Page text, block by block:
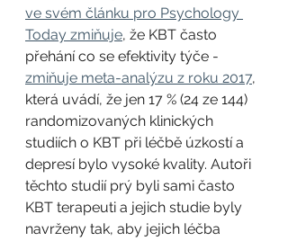
ve svém článku pro Psychology
Today zmiňuje, že KBT často
přehání co se efektivity týče -
zmiňuje meta-analýzu z roku 2017,
která uvádí, že jen 17 % (24 ze 144)
randomizovaných klinických
studiích o KBT při léčbě úzkostí a
depresí bylo vysoké kvality. Autoři
těchto studií prý byli sami často
KBT terapeuti a jejich studie byly
navrženy tak, aby jejich léčba